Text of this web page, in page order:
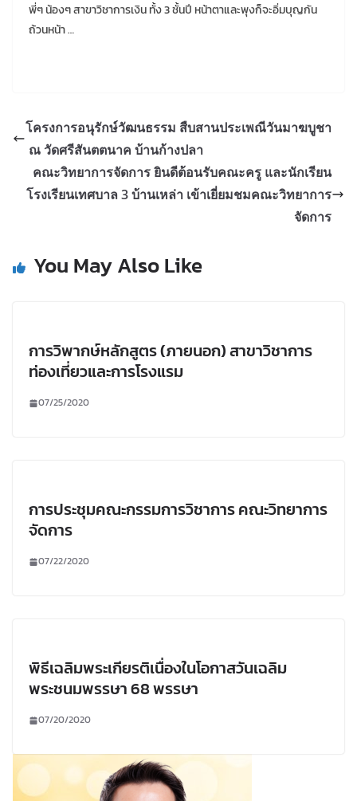
พี่ๆ น้องๆ สาขาวิชาการเงิน ทั้ง 3 ชั้นปี หน้าตาและพุงก็จะอิ่มบุญกัน
ถ้วนหน้า …
โครงการอนุรักษ์วัฒนธรรม สืบสานประเพณีวันมาฆบูชา
ณ วัดศรีสันตตนาค บ้านก้างปลา
คณะวิทยาการจัดการ ยินดีต้อนรับคณะครู และนักเรียน
โรงเรียนเทศบาล 3 บ้านเหล่า เข้าเยี่ยมชมคณะวิทยาการ
จัดการ
You May Also Like
การวิพากษ์หลักสูตร (ภายนอก) สาขาวิชาการ
ท่องเที่ยวและการโรงแรม
07/25/2020
การประชุมคณะกรรมการวิชาการ คณะวิทยาการ
จัดการ
07/22/2020
พิธีเฉลิมพระเกียรติเนื่องในโอกาสวันเฉลิม
พระชนมพรรษา 68 พรรษา
07/20/2020